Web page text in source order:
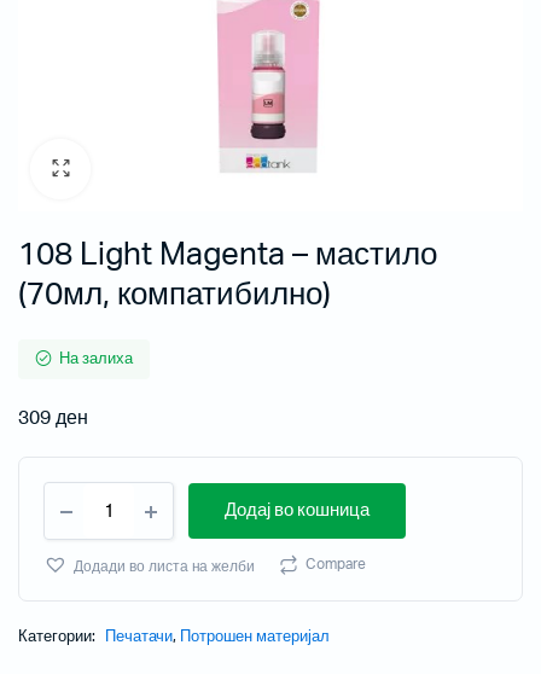
108 Light Magenta – мастило
(70мл, компатибилно)
На залиха
309ден
Додај во кошница
Додади во листа на желби Compare
Категории: Печатачи, Потрошен материјал